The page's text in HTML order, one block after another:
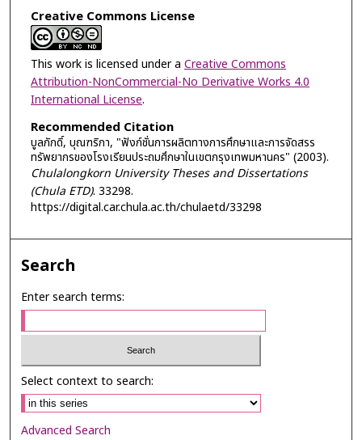
Creative Commons License
This work is licensed under a Creative Commons
Attribution-NonCommercial-No Derivative Works 4.0
International License.
Recommended Citation
บูลภักดิ์, บุณฑริกา, "ฟังก์ชั่นการผลิตทางการศึกษาและการจัดสรร
ทรัพยากรของโรงเรียนประถมศึกษาในเขตกรุงเทพมหานคร" (2003).
Chulalongkorn University Theses and Dissertations
(Chula ETD). 33298.
https://digital.car.chula.ac.th/chulaetd/33298
Search
Enter search terms:
Select context to search:
Advanced Search